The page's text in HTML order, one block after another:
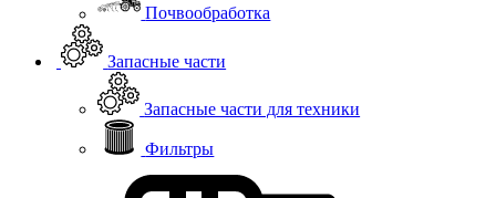
Почвообработка
Запасные части
Запасные части для техники
Фильтры